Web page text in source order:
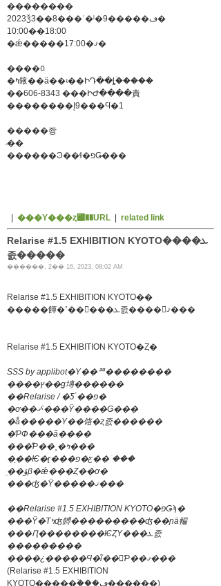
��������
2023ǯ3��8���ʿ�ˡ�9�����ڡ�
10:00��18:00
�ǽ�����17:00�ޤ�
����ꢡ
�ߤ䤳��ä��ʵ��ԻԴ��ȴۡ�����
��606-8343 ���ԻԺ����責
��������Į9���Ϥ�1
�����좡
̵��
������Ͽ��ɬ�פǤ���
���Υ���ȥ꡼��URL related link
Relarise #1.5 EXHIBITION KYOTO����ܥ
졼�����
������, 2�� 16, 2023, 08:02 AM
Relarise #1.5 EXHIBITION KYOTO��
�����餫�ߴ��󤬥���ܥ졼����󤷤ޤ���
Relarise #1.5 EXHIBITION KYOTO�Ȥ�
SSS by applibot�Υ��ꥨ��������
����ץ��ǥ塼������
��Relarise / �Ƽ´��פ�
�ơ��ޤˤ���Ÿ����Ǥ���
�ͥå�����Υ��饹�ȥ졼������
�ƤФ���ã����
���ͤƤ��¸�ߤ���
�ֵ��Ѥ�ɽ���פ�ƹ��ۤ���
̤��ؤβ�ǽ���Ȥ��ơ�
���ʤ�Ÿ�����ޤ���
��Relarise #1.5 EXHIBITION KYOTO�פǤϡ�
���Ÿ�Τߤʤ餺���������ʤ��ɲä䡢
���Ԥ��������ѤȤΥ���ܥ졼
���������
����¿�����Ϥ�ĩ��򤷤Ƥ��ޤ���
(Relarise #1.5 EXHIBITION
KYOTO�����ۡ���ڡ������)